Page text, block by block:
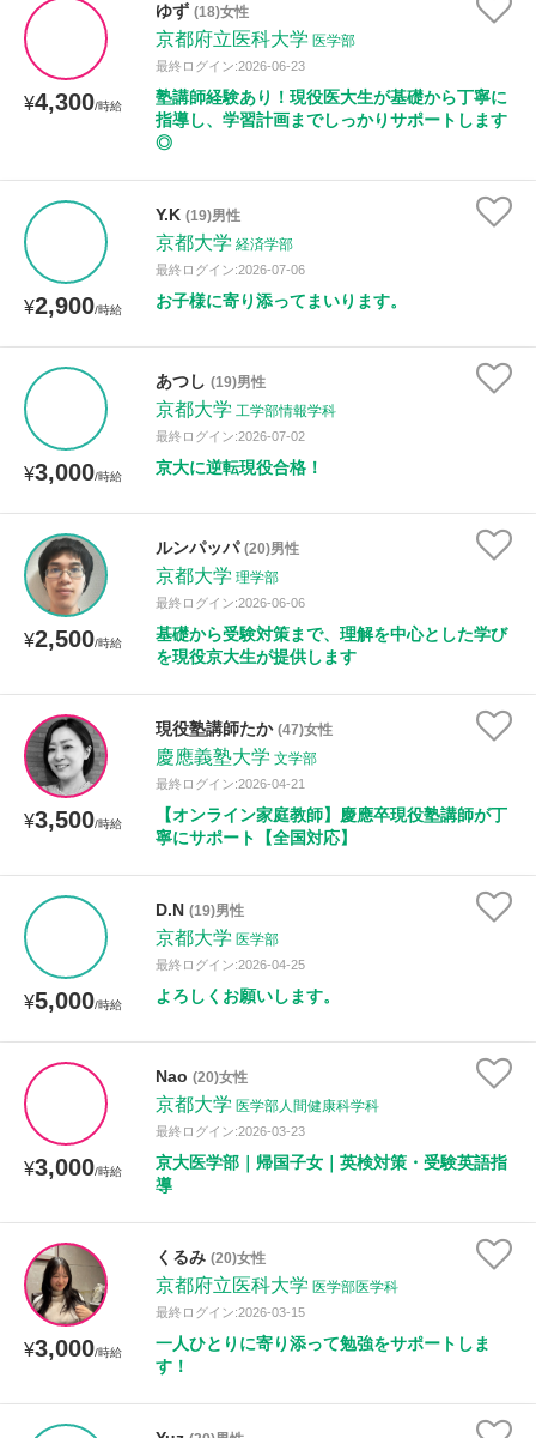
¥4,300/時給
ゆず (18)女性
京都府立医科大学 医学部
最終ログイン:2026-06-23
塾講師経験あり！現役医大生が基礎から丁寧に
指導し、学習計画までしっかりサポートします
◎
¥2,900/時給
Y.K (19)男性
京都大学 経済学部
最終ログイン:2026-07-06
お子様に寄り添ってまいります。
¥3,000/時給
あつし (19)男性
京都大学 工学部情報学科
最終ログイン:2026-07-02
京大に逆転現役合格！
¥2,500/時給
ルンパッパ (20)男性
京都大学 理学部
最終ログイン:2026-06-06
基礎から受験対策まで、理解を中心とした学び
を現役京大生が提供します
¥3,500/時給
現役塾講師たか (47)女性
慶應義塾大学 文学部
最終ログイン:2026-04-21
【オンライン家庭教師】慶應卒現役塾講師が丁
寧にサポート【全国対応】
¥5,000/時給
D.N (19)男性
京都大学 医学部
最終ログイン:2026-04-25
よろしくお願いします。
¥3,000/時給
Nao (20)女性
京都大学 医学部人間健康科学科
最終ログイン:2026-03-23
京大医学部｜帰国子女｜英検対策・受験英語指
導
¥3,000/時給
くるみ (20)女性
京都府立医科大学 医学部医学科
最終ログイン:2026-03-15
一人ひとりに寄り添って勉強をサポートしま
す！